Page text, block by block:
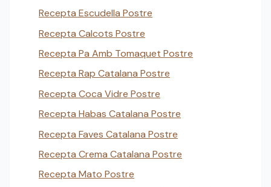
Recepta Escudella Postre
Recepta Calcots Postre
Recepta Pa Amb Tomaquet Postre
Recepta Rap Catalana Postre
Recepta Coca Vidre Postre
Recepta Habas Catalana Postre
Recepta Faves Catalana Postre
Recepta Crema Catalana Postre
Recepta Mato Postre